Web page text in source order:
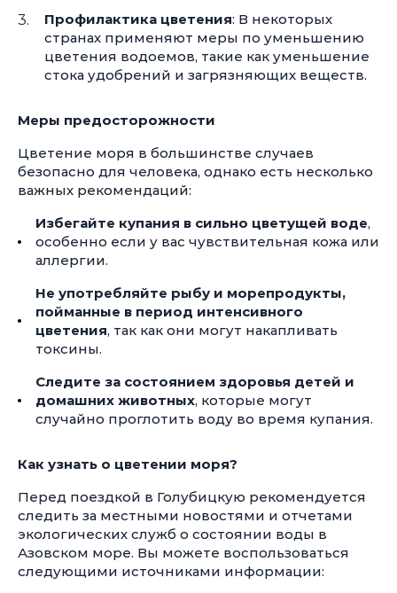
Профилактика цветения: В некоторых
странах применяют меры по уменьшению
цветения водоемов, такие как уменьшение
стока удобрений и загрязняющих веществ.
Меры предосторожности
Цветение моря в большинстве случаев
безопасно для человека, однако есть несколько
важных рекомендаций:
Избегайте купания в сильно цветущей воде,
особенно если у вас чувствительная кожа или
аллергии.
Не употребляйте рыбу и морепродукты,
пойманные в период интенсивного
цветения, так как они могут накапливать
токсины.
Следите за состоянием здоровья детей и
домашних животных, которые могут
случайно проглотить воду во время купания.
Как узнать о цветении моря?
Перед поездкой в Голубицкую рекомендуется
следить за местными новостями и отчетами
экологических служб о состоянии воды в
Азовском море. Вы можете воспользоваться
следующими источниками информации: